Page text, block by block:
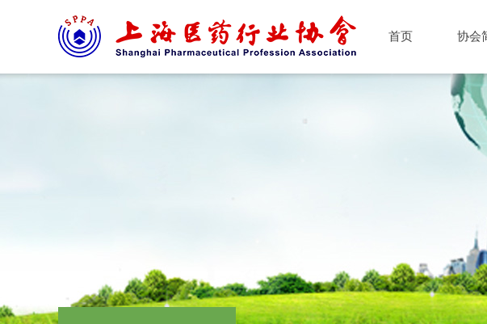
首页 协会